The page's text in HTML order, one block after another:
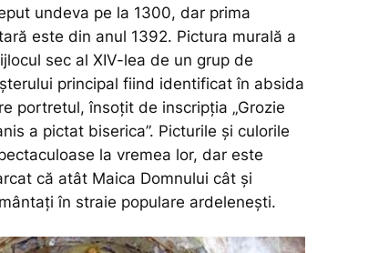
undeva pe la 1300, dar prima
este din anul 1392. Pictura murală a
sec al XIV-lea de un grup de
principal fiind identificat în absida
portretul, însoțit de inscripția „Grozie
a pictat biserica”. Picturile și culorile
la vremea lor, dar este
că atât Maica Domnului cât și
în straie populare ardelenești.